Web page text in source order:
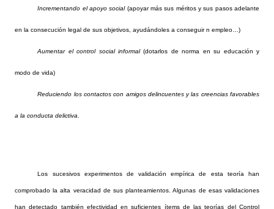
Incrementando el apoyo social(apoyar más sus méritos y sus pasos adelante
en la consecución legal de sus objetivos, ayudándoles a conseguir n empleo…)
Aumentar el control social informal(dotarlos de norma en su educación y
modo de vida)
Reduciendo los contactos con amigos delincuentes y las creencias favorables
a la conducta delictiva
Los sucesivos experimentos de validación empírica de esta teoría han
comprobado la alta veracidad de sus planteamientos. Algunas de esas validaciones
han detectado también efectividad en suficientes ítems de las teorías del Control